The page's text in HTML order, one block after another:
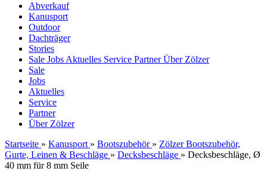
Abverkauf
Kanusport
Outdoor
Dachträger
Stories
Sale Jobs Aktuelles Service PartnerÜber Zölzer
Sale
Jobs
Aktuelles
Service
Partner
Über Zölzer
Startseite » Kanusport » Bootszubehör » Zölzer Bootszubehör,
Gurte, Leinen & Beschläge » Decksbeschläge » Decksbeschläge, Ø
40 mm für 8 mm Seile